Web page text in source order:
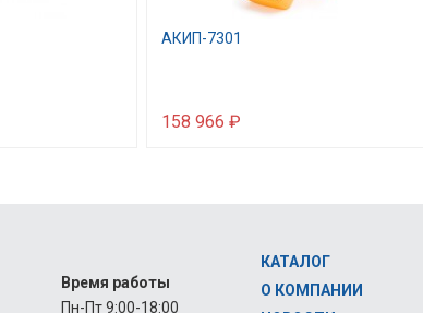
АКИП-7301
158 966 ₽
Время работы
Пн-Пт 9:00-18:00
КАТАЛОГ
О КОМПАНИИ